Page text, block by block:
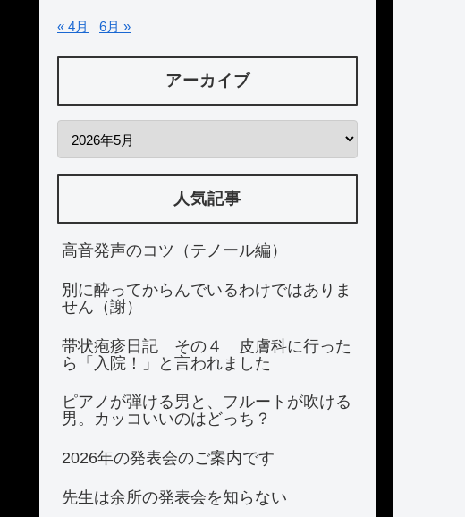
« 4月 6月 »
アーカイブ
人気記事
高音発声のコツ（テノール編）
別に酔ってからんでいるわけではありま
せん（謝）
帯状疱疹日記 その４ 皮膚科に行った
ら「入院！」と言われました
ピアノが弾ける男と、フルートが吹ける
男。カッコいいのはどっち？
2026年の発表会のご案内です
先生は余所の発表会を知らない